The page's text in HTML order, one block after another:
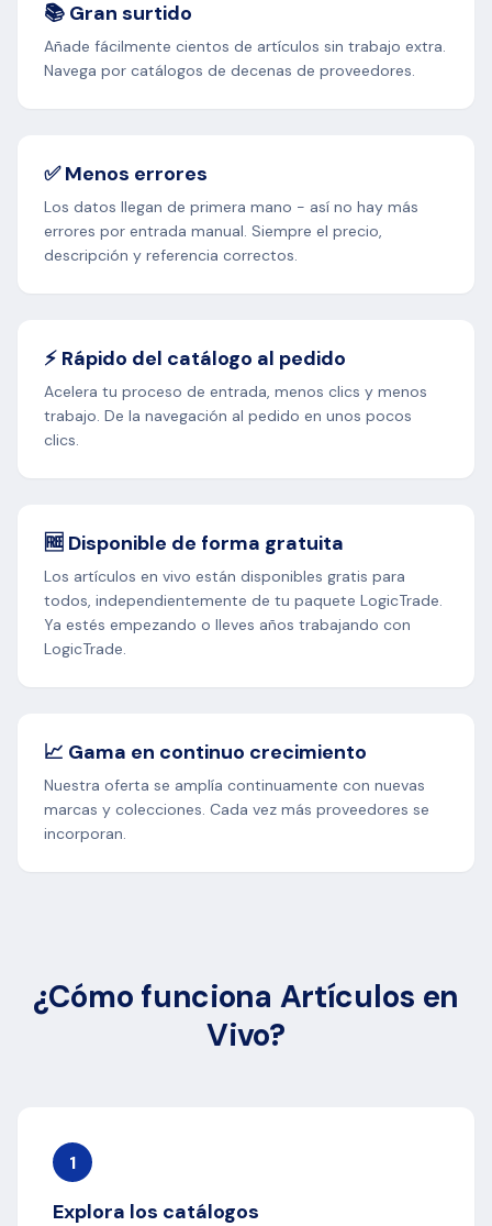
📚 Gran surtido
Añade fácilmente cientos de artículos sin trabajo extra.
Navega por catálogos de decenas de proveedores.
✅ Menos errores
Los datos llegan de primera mano - así no hay más
errores por entrada manual. Siempre el precio,
descripción y referencia correctos.
⚡ Rápido del catálogo al pedido
Acelera tu proceso de entrada, menos clics y menos
trabajo. De la navegación al pedido en unos pocos
clics.
🆓 Disponible de forma gratuita
Los artículos en vivo están disponibles gratis para
todos, independientemente de tu paquete LogicTrade.
Ya estés empezando o lleves años trabajando con
LogicTrade.
📈 Gama en continuo crecimiento
Nuestra oferta se amplía continuamente con nuevas
marcas y colecciones. Cada vez más proveedores se
incorporan.
¿Cómo funciona Artículos en
Vivo?
1
Explora los catálogos